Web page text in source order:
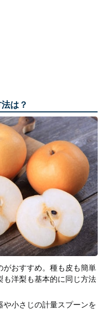
は？
がおすすめ。種も皮も簡単
も洋梨も基本的に同じ方法
小さじの計量スプーンを